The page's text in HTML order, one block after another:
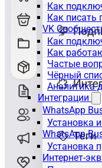
Как
Как писать
VK
Как
Как
Частые
Чёрный
Аналитика
Интеграции
WhatsApp
Установка
WhatsApp
Установка
Интернет-